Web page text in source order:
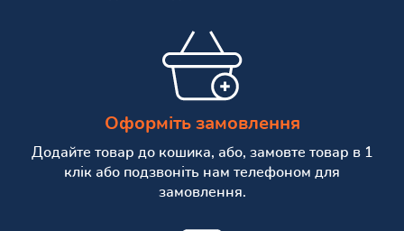
Оформіть замовлення
Додайте товар до кошика, або, замовте товар в 1
клік або подзвоніть нам телефоном для
замовлення.